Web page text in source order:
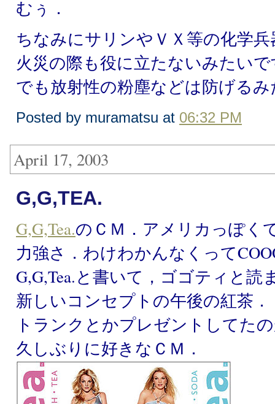
むぅ．
ちなみにサリンやＶＸ等の化学
火災の際も役に立たないみたい
でも放射性の粉塵などは防げる
Posted by muramatsu at 06:32 PM
April 17, 2003
G,G,TEA.
G,G,Tea.のＣＭ．アメリカっぽく
力強さ．わけわかんなくって
G,G,Tea.と書いて，ゴゴティと読
新しいコンセプトの午後の紅茶．
トランクとかプレゼントしてた
久しぶりに好きなＣＭ．